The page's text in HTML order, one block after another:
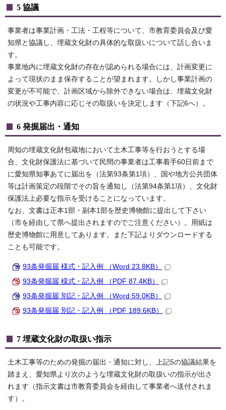
5 協議
事業者は事業計画・工法・工程等について、市教育委員会及び愛
知県と協議し、埋蔵文化財の具体的な取扱いについて話し合いま
す。
事業地内に埋蔵文化財の存在が認められる場合には、計画変更に
よって現状のまま保存することが望まれます。しかし事業計画の
変更が不可能で、計画区域から除外できない場合は、埋蔵文化財
の状況や工事内容に応じその取扱いを決定します（下記6へ）。
6 発掘届出・通知
周知の埋蔵文化財包蔵地において土木工事等を行おうとする場
合、文化財保護法に基づいて民間の事業者は工事着手60日前まで
に愛知県知事あてに届出を（法第93条第1項）、国や地方公共団体
等は計画策定の段階でその旨を通知し（法第94条第1項）、文化財
保護法上必要な指示を受けることになっています。
なお、文書は正本1部・副本1部を歴史博物館に提出して下さい
（市を経由して県へ提出されますのでご注意ください）。用紙は
歴史博物館に用意してあります。また下記よりダウンロードする
ことも可能です。
93条発掘届 様式・記入例 （Word 23.8KB）
93条発掘届 様式・記入例 （PDF 87.4KB）
93条発掘届 別記・記入例 （Word 59.0KB）
93条発掘届 別記・記入例 （PDF 189.6KB）
7 埋蔵文化財の取扱い指示
土木工事等のための発掘の届出・通知に対し、上記5の協議結果を
踏まえ、愛知県より次のような埋蔵文化財の取扱いの指示が出さ
れます（指示文書は市教育委員会を経由して事業者へ送付されま
す）。